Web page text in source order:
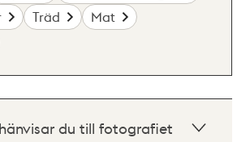
Träd
Mat
du till fotografiet